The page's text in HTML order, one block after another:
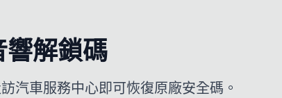
響解鎖碼
汽車服務中心即可恢復原廠安全碼。